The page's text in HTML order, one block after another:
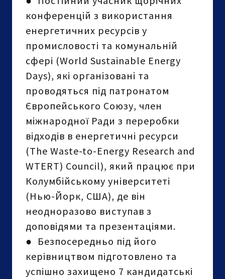
конференцій з використання
енергетичних ресурсів у
промисловості та комунальній
сфері (World Sustainable Energy
Days), які організовані та
проводяться під патронатом
Європейського Союзу, член
міжнародної Ради з переробки
відходів в енергетичні ресурси
(The Waste-to-Energy Research and
WTERT) Council), який працює при
Колумбійському університеті
(Нью-Йорк, США), де він
неодноразово виступав з
доповідями та презентаціями.
● Безпосередньо під його
керівництвом підготовлено та
успішно захищено 7 кандидатські